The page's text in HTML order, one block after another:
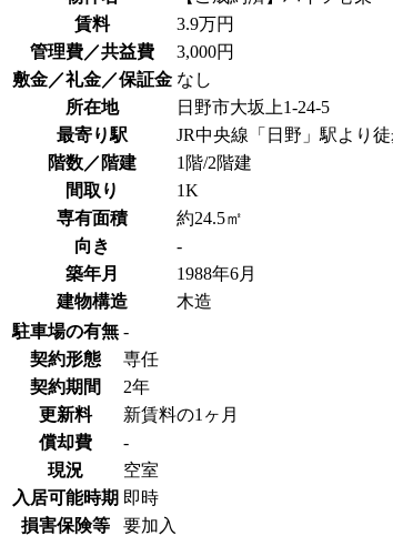
賃料
3.9万円
管理費／共益費
3,000円
敷金／礼金／保証金 なし
所在地
日野市大坂上1-24-5
最寄り駅
JR中央線「日野」駅より
階数／階建
1階/2階建
間取り
1K
専有面積
約24.5㎡
向き
-
築年月
1988年6月
建物構造
木造
駐車場の有無 -
契約形態
専任
契約期間
2年
更新料
新賃料の1ヶ月
償却費
-
現況
空室
入居可能時期 即時
損害保険等
要加入